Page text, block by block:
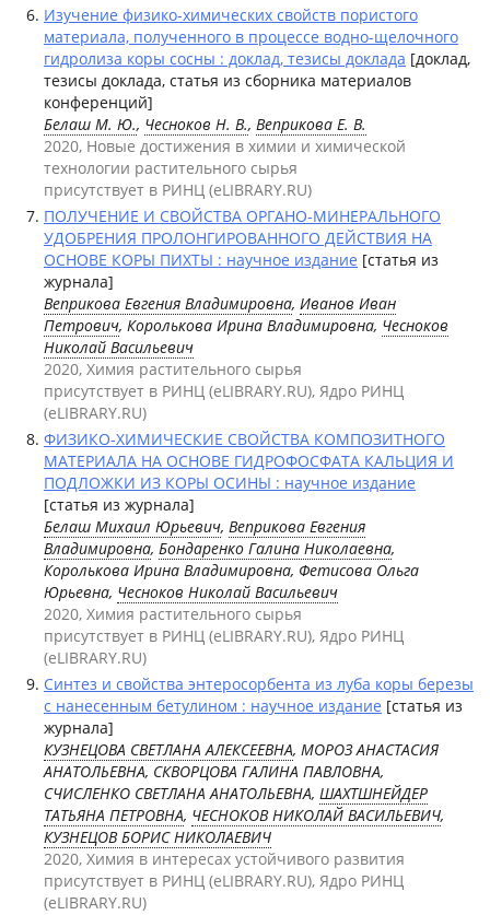
Изучение физико-химических свойств пористого
материала, полученного в процессе водно-щелочного
гидролиза коры сосны : доклад, тезисы доклада [доклад,
тезисы доклада, статья из сборника материалов
конференций]
Белаш М. Ю., Чесноков Н. В., Веприкова Е. В.
2020, Новые достижения в химии и химической
технологии растительного сырья
присутствует в РИНЦ (eLIBRARY.RU)
ПОЛУЧЕНИЕ И СВОЙСТВА ОРГАНО-МИНЕРАЛЬНОГО
УДОБРЕНИЯ ПРОЛОНГИРОВАННОГО ДЕЙСТВИЯ НА
ОСНОВЕ КОРЫ ПИХТЫ : научное издание [статья из
журнала]
Веприкова Евгения Владимировна, Иванов Иван
Петрович, Королькова Ирина Владимировна, Чесноков
Николай Васильевич
2020, Химия растительного сырья
присутствует в РИНЦ (eLIBRARY.RU), Ядро РИНЦ
(eLIBRARY.RU)
ФИЗИКО-ХИМИЧЕСКИЕ СВОЙСТВА КОМПОЗИТНОГО
МАТЕРИАЛА НА ОСНОВЕ ГИДРОФОСФАТА КАЛЬЦИЯ И
ПОДЛОЖКИ ИЗ КОРЫ ОСИНЫ : научное издание
[статья из журнала]
Белаш Михаил Юрьевич, Веприкова Евгения
Владимировна, Бондаренко Галина Николаевна,
Королькова Ирина Владимировна, Фетисова Ольга
Юрьевна, Чесноков Николай Васильевич
2020, Химия растительного сырья
присутствует в РИНЦ (eLIBRARY.RU), Ядро РИНЦ
(eLIBRARY.RU)
Синтез и свойства энтеросорбента из луба коры березы
с нанесенным бетулином : научное издание [статья из
журнала]
КУЗНЕЦОВА СВЕТЛАНА АЛЕКСЕЕВНА, МОРОЗ АНАСТАСИЯ
АНАТОЛЬЕВНА, СКВОРЦОВА ГАЛИНА ПАВЛОВНА,
СЧИСЛЕНКО СВЕТЛАНА АНАТОЛЬЕВНА, ШАХТШНЕЙДЕР
ТАТЬЯНА ПЕТРОВНА, ЧЕСНОКОВ НИКОЛАЙ ВАСИЛЬЕВИЧ,
КУЗНЕЦОВ БОРИС НИКОЛАЕВИЧ
2020, Химия в интересах устойчивого развития
присутствует в РИНЦ (eLIBRARY.RU), Ядро РИНЦ
(eLIBRARY.RU)